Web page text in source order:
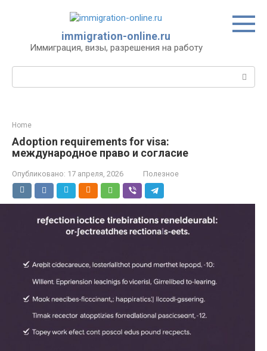
immigration-online.ru
Иммиграция, визы, разрешения на работу
Home
Adoption requirements for visa:
международное право и согласие
Опубликовано: 17 апреля, 2026 Полезное